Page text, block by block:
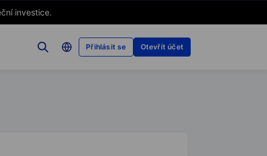
investice.
Přihlásit se Otevřít účet